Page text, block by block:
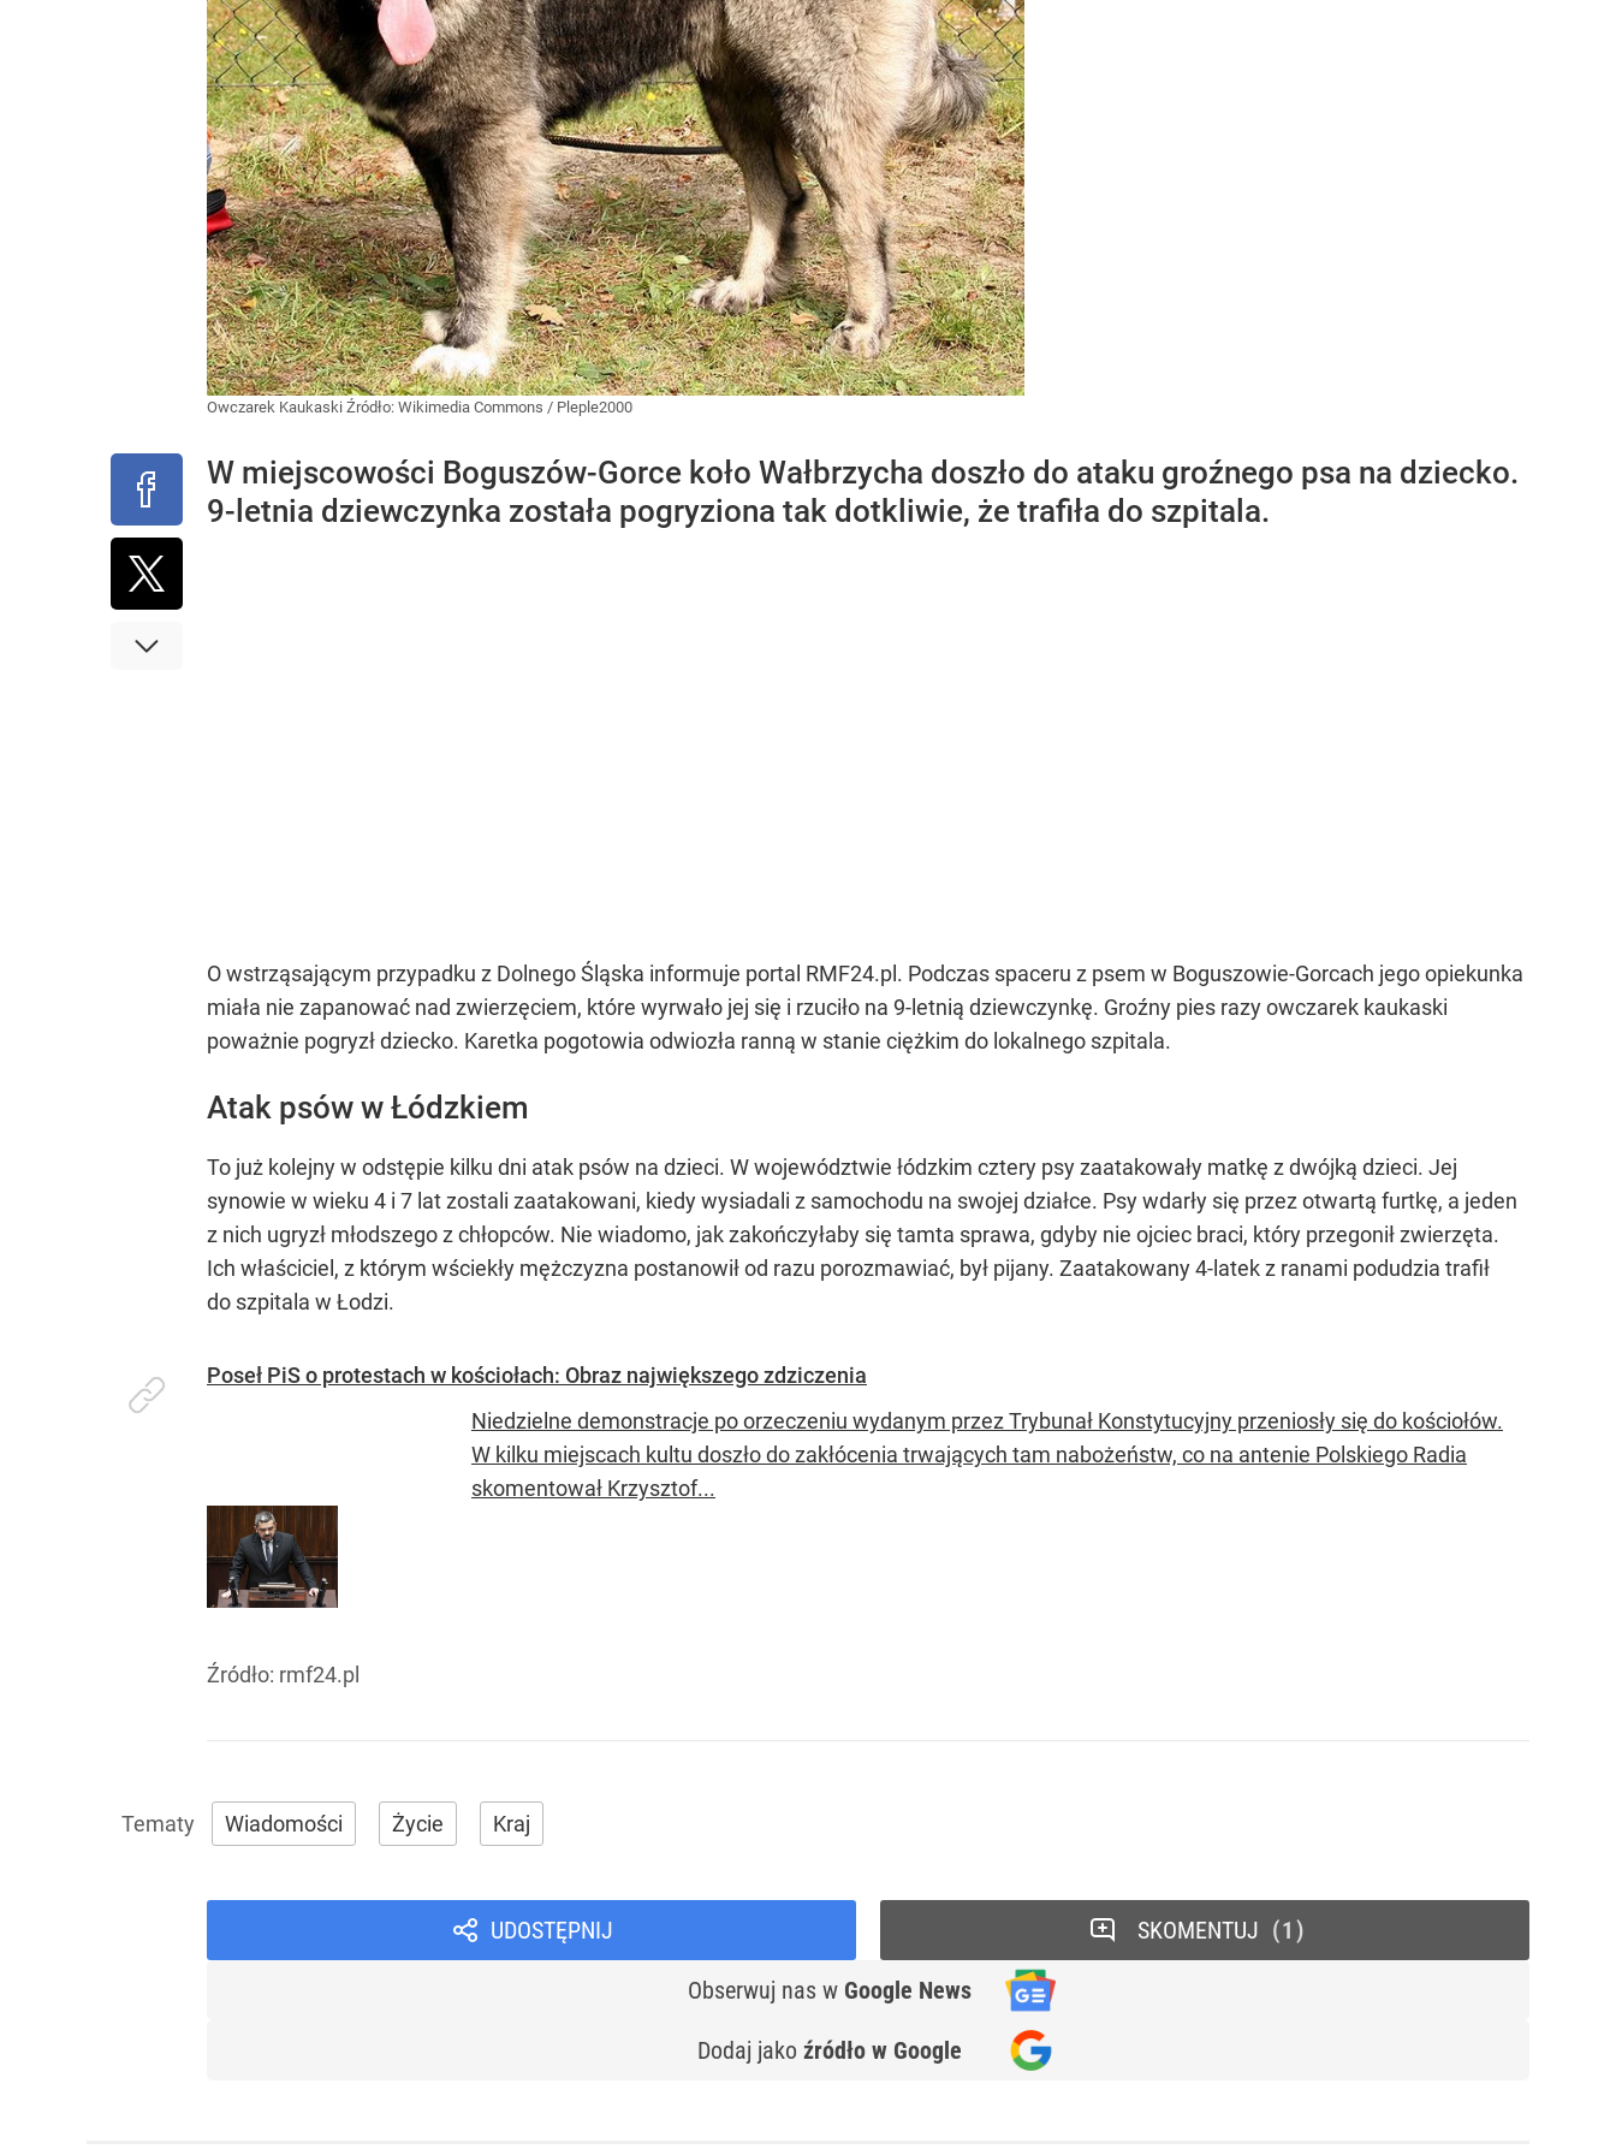
Owczarek Kaukaski Źródło: Wikimedia Commons / Pleple2000
W miejscowości Boguszów-Gorce koło Wałbrzycha doszło do ataku groźnego psa na dziecko.
9-letnia dziewczynka została pogryziona tak dotkliwie, że trafiła do szpitala.
O wstrząsającym przypadku z Dolnego Śląska informuje portal RMF24.pl. Podczas spaceru z psem w Boguszowie-Gorcach jego opiekunka
miała nie zapanować nad zwierzęciem, które wyrwało jej się i rzuciło na 9-letnią dziewczynkę. Groźny pies razy owczarek kaukaski
poważnie pogryzł dziecko. Karetka pogotowia odwiozła ranną w stanie ciężkim do lokalnego szpitala.
Atak psów w Łódzkiem
To już kolejny w odstępie kilku dni atak psów na dzieci. W województwie łódzkim cztery psy zaatakowały matkę z dwójką dzieci. Jej
synowie w wieku 4 i 7 lat zostali zaatakowani, kiedy wysiadali z samochodu na swojej działce. Psy wdarły się przez otwartą furtkę, a jeden
z nich ugryzł młodszego z chłopców. Nie wiadomo, jak zakończyłaby się tamta sprawa, gdyby nie ojciec braci, który przegonił zwierzęta.
Ich właściciel, z którym wściekły mężczyzna postanowił od razu porozmawiać, był pijany. Zaatakowany 4-latek z ranami podudzia trafił
do szpitala w Łodzi.
Poseł PiS o protestach w kościołach: Obraz największego zdziczenia
Niedzielne demonstracje po orzeczeniu wydanym przez Trybunał Konstytucyjny przeniosły się do kościołów.
W kilku miejscach kultu doszło do zakłócenia trwających tam nabożeństw, co na antenie Polskiego Radia
skomentował Krzysztof...
Źródło: rmf24.pl
Wiadomości Życie Kraj
UDOSTĘPNIJ
Obserwuj nas w Google News
Dodaj jako źródło w Google
SKOMENTUJ 1